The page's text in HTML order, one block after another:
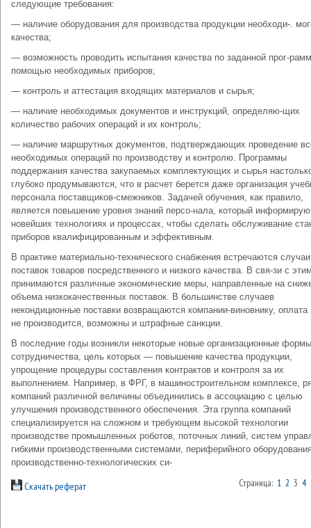
следующие требования:
— наличие оборудования для производства продукции необходи-.
качества;
— возможность проводить испытания качества по заданной прог-
помощью необходимых приборов;
— контроль и аттестация входящих материалов и сырья;
— наличие необходимых документов и инструкций, определяю-щих
количество рабочих операций и их контроль;
— наличие маршрутных документов, подтверждающих проведение
необходимых операций по производству и контролю. Программы
поддержания качества закупаемых комплектующих и сырья
глубоко продумываются, что в расчет берется даже организация
персонала поставщиков-смежников. Задачей обучения, как правило,
является повышение уровня знаний персо-нала, который
новейших технологиях и процессах, чтобы сделать обслуживание
приборов квалифицирован­ным и эффективным.
В практике материально-технического снабжения встречаются случаи
поставок товаров посредственного и низкого качества. В свя-зи с
принимаются различные экономические меры, направ­ленные на
объема низкокачественных поставок. В боль­шинстве случаев
некондиционные поставки возвращаются компа­нии-виновнику, оплата
не производится, возможны и штраф­ные санкции.
В последние годы возникли некоторые новые организационные формы
сотрудничества, цель которых — повышение качества про­дукции,
упрощение процедуры составления контрактов и контроля за их
выполнением. Например, в ФРГ, в машиностроительном ком­плексе,
компаний различной величины объединились в ассоци­ацию с целью
улучшения производственного обеспечения. Эта груп­па компаний
специализируется на сложном и требующем высокой технологии
производстве промышленных роботов, поточных линий, систем
гибкими производственными системами, пери­ферийного
производственно-технологических си-
Скачать реферат Страница: 1 2 3 4